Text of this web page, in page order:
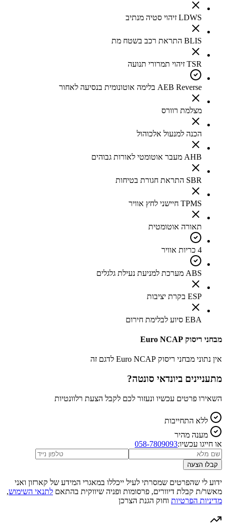
LDWS זיהוי סטיה מנתיב
BLIS התראת רכב בשטח מת
TSR זיהוי תמרורי תנועה
AEB Reverse בלימה אוטונומית בנסיעה לאחור
מצלמת רוורס
הכנה למנעול אלכוהול
AHB מעבר אוטומטי לאורות גבוהים
SBR התראת חגורת בטיחות
TPMS חיישני לחץ אוויר
תאורה אוטומטית
4 כריות אוויר
ABS מערכת למניעת נעילת גלגלים
ESP בקרת יציבות
EBA סיוע לבלימת חירום
מבחני ריסוק Euro NCAP
אין נתוני מבחני ריסוק Euro NCAP לדגם זה
מתעניינים ביונדאי סונטה?
השאירו פרטים עכשיו ונעזור לכם לקבל הצעת רלוונטיות
ללא התחייבות
מענה מהיר
או חייגו עכשיו:058-7809093
קבלו הצעה
ידוע לי שהפרטים שמסרתי לעיל ייכללו במאגרי המידע של קארזון ואני
מאשר/ת קבלת דיוורים, פרסומות ופניה שיווקית בהתאם לתנאי השימוש,
מדיניות הפרטיות וחוק הגנת הצרכן